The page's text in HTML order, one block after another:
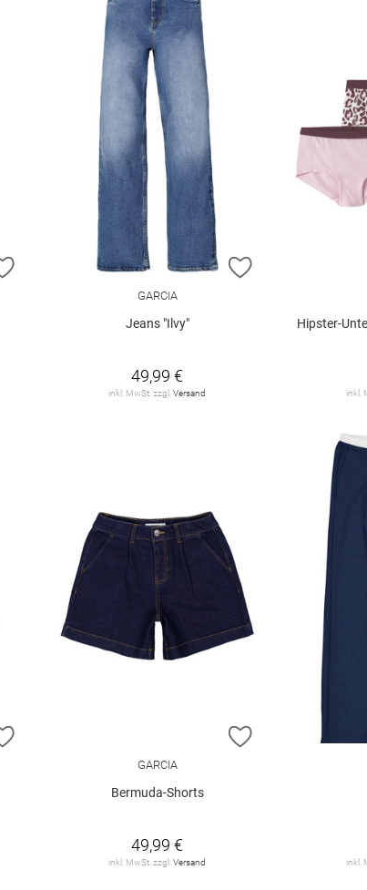
ZUR WUNSCHLISTE HINZUFÜGEN ZUR
GARCIA
Jeans "Ilvy"
49,99 €
inkl. MwSt. zzgl.Versand
Hipster-
inkl.
ZUR WUNSCHLISTE HINZUFÜGEN ZUR
GARCIA
Bermuda-Shorts
49,99 €
inkl. MwSt. zzgl.Versand inkl.